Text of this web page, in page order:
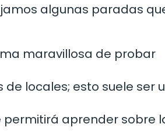
algunas paradas
maravillosa de probar
locales; esto suele ser
permitirá aprender sobre